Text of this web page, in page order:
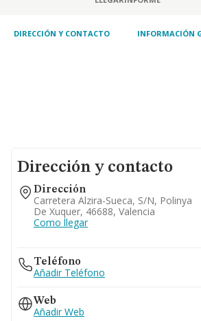
envasado, para su
DIRECCIÓN Y CONTACTO INFORMACIÓN
Dirección y contacto
Dirección
Carretera Alzira-Sueca, S/n, Polinya
De Xuquer, 46688, Valencia
Como llegar
Teléfono
Añadir Teléfono
Web
Añadir Web